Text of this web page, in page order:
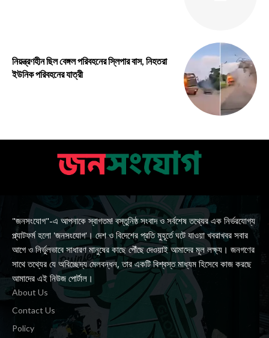
নিয়ন্ত্রণহীন ছিল বেঙ্গল পরিবহনের স্লিপার বাস, নিহতরা
ইউনিক পরিবহনের যাত্রী
"জনসংযোগ"-এ আপনাকে স্বাগতম! বস্তুনিষ্ঠ সংবাদ ও সর্বশেষ তথ্যের এক নির্ভরযোগ্য
প্ল্যাটফর্ম হলো 'জনসংযোগ'। দেশ ও বিদেশের প্রতি মুহূর্তে ঘটে যাওয়া খবরাখবর সবার
আগে ও নির্ভুলভাবে সাধারণ মানুষের কাছে পৌঁছে দেওয়াই আমাদের মূল লক্ষ্য। জনগণের
সাথে তথ্যের যে অবিচ্ছেদ্য মেলবন্ধন, তার একটি বিশ্বস্ত মাধ্যম হিসেবে কাজ করছে
আমাদের এই নিউজ পোর্টাল।
About Us
Contact Us
Policy